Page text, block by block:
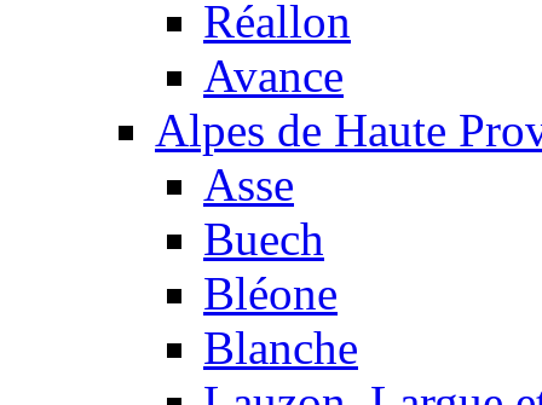
Réallon
Avance
Alpes de Haute
Asse
Buech
Bléone
Blanche